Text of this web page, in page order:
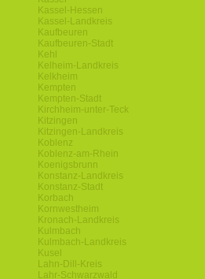
Kassel-Hessen
Kassel-Landkreis
Kaufbeuren
Kaufbeuren-Stadt
Kehl
Kelheim-Landkreis
Kelkheim
Kempten
Kempten-Stadt
Kirchheim-unter-Teck
Kitzingen
Kitzingen-Landkreis
Koblenz
Koblenz-am-Rhein
Koenigsbrunn
Konstanz-Landkreis
Konstanz-Stadt
Korbach
Kornwestheim
Kronach-Landkreis
Kulmbach
Kulmbach-Landkreis
Kusel
Lahn-Dill-Kreis
Lahr-Schwarzwald